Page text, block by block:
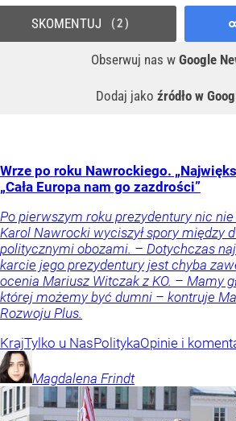
Obserwuj nas w Google
Dodaj jako źródło w
SKOMENTUJ 2
Wrze po roku Nawrockiego.
„Cała Europa nam go zazdrości”
Po pierwszym roku prezydentury nic
Karol Nawrocki wyciszył spory między
politycznymi obozami. – Dotychczas
karcie jego prezydentury jest chyba
ocenia Mariusz Witczak z KO. – Mamy
której możemy być dumni – kontruje
Rozwoju Plus.
KrajTylko u NasPolitykaOpinie i
Magdalena Frindt